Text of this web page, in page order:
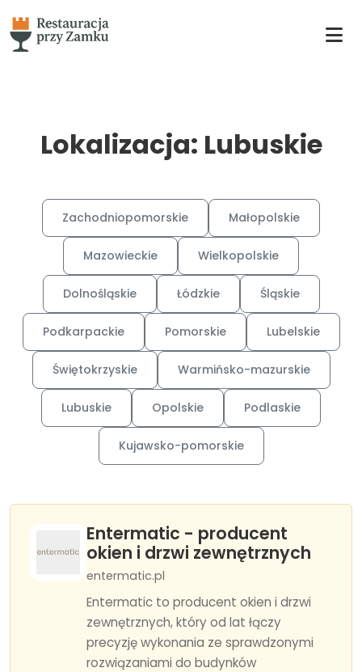
Lokalizacja: Lubuskie
Zachodniopomorskie Małopolskie
Mazowieckie Wielkopolskie
Dolnośląskie Łódzkie Śląskie
Podkarpackie Pomorskie Lubelskie
Świętokrzyskie Warmińsko-mazurskie
Lubuskie Opolskie Podlaskie
Kujawsko-pomorskie
Entermatic - producent
okien i drzwi zewnętrznych
entermatic.pl
Entermatic to producent okien i drzwi
zewnętrznych, który od lat łączy
precyzję wykonania ze sprawdzonymi
rozwiązaniami do budynków